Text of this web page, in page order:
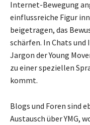
Internet-Bewegung
einflussreiche Figur
beigetragen, das
schärfen. In Chats
Jargon der Young
zu einer speziellen
kommt.
Blogs und Foren sind
Austausch über YMG,